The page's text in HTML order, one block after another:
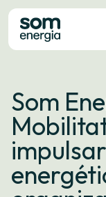
Tarifas
Servizos
Empresas
La
Contacto
Som